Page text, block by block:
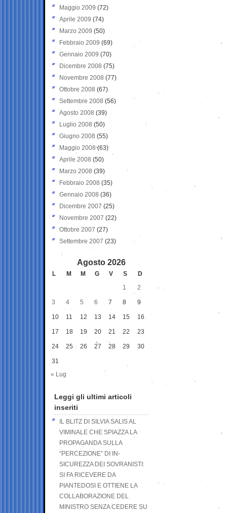
Maggio 2009 (72)
Aprile 2009 (74)
Marzo 2009 (50)
Febbraio 2009 (69)
Gennaio 2009 (70)
Dicembre 2008 (75)
Novembre 2008 (77)
Ottobre 2008 (67)
Settembre 2008 (56)
Agosto 2008 (39)
Luglio 2008 (50)
Giugno 2008 (55)
Maggio 2008(63)
Aprile 2008 (50)
Marzo 2008 (39)
Febbraio 2008 (35)
Gennaio 2008 (36)
Dicembre 2007 (25)
Novembre 2007 (22)
Ottobre 2007 (27)
Settembre 2007 (23)
Agosto 2026
L M M G V S
D
1
2
3 4 5 6 7 8 9
10 11 12 13 14 15 16
17 18 19 20 21 22 23
24 25 26 27 28 29 30
31
« Lug
Leggi gli ultimi articoli
inseriti
IL BLITZ DI SILVIA SALIS AL
VIMINALE CHE SPIAZZA LA
PROPAGANDA SULLA
“PERCEZIONE” DI IN-
SICUREZZA DEI SOVRANISTI:
SI FA RICEVERE DA
PIANTEDOSI E OTTIENE LA
COLLABORAZIONE DEL
MINISTRO SENZA CEDERE SU